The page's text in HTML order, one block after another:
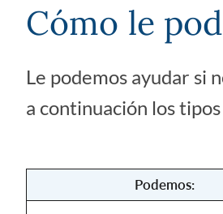
Cómo le
Le podemos ayudar si
a continuación los
Podemos: